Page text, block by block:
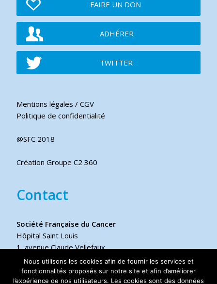
FAIRE UN DON
ADHÉRER
TWITTER
Mentions légales / CGV
Politique de confidentialité
@SFC 2018
Création Groupe C2 360
Contact
Société Française du Cancer
Hôpital Saint Louis
1, avenue Claude Vellefaux
75475 Paris cedex 10 FRANCE
Téléphone
Nous utilisons les cookies afin de fournir les services et
fonctionnalités proposés sur notre site et afin d’améliorer
l’expérience de nos utilisateurs. Les cookies sont des données